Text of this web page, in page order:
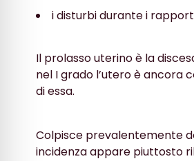
i disturbi durante i
Il prolasso uterino è la
nel I grado l’utero è ancora
di essa.
Colpisce prevalentemente
incidenza appare piuttosto